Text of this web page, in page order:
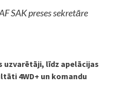
SAK preses sekretāre
uzvarētāji, līdz apelācijas
4WD+ un komandu